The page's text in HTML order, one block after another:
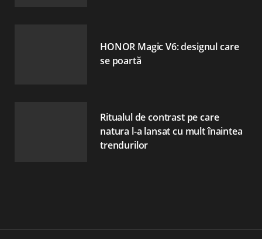
HONOR Magic V6: designul care
se poartă
Ritualul de contrast pe care
natura l-a lansat cu mult înaintea
trendurilor